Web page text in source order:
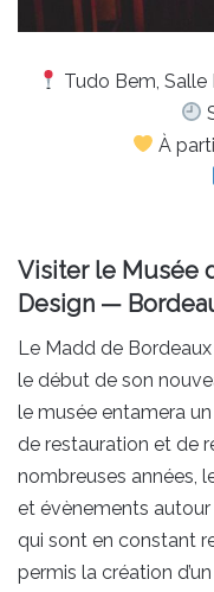
Tudo Bem,
À
Visiter le Musée
Design —
Le Madd de
le début de son
le musée entamera
de restauration et de
nombreuses années,
et évènements
qui sont en constant
permis la création